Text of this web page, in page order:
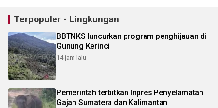
Terpopuler - Lingkungan
BBTNKS luncurkan program penghijauan di
Gunung Kerinci
14 jam lalu
Pemerintah terbitkan Inpres Penyelamatan
Gajah Sumatera dan Kalimantan